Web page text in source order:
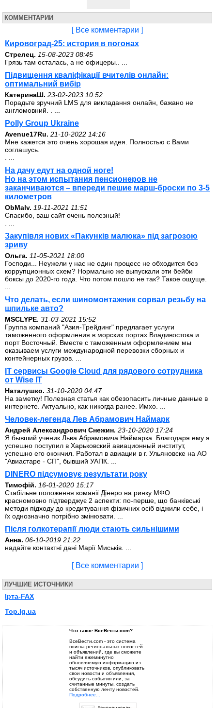
КОММЕНТАРИИ
[ Все комментарии ]
Кировоград-25: история в погонах
Стрелец. 15-08-2023 08:45
Грязь там осталась, а не офицеры.. ...
Підвищення кваліфікації вчителів онлайн:
оптимальний вибір
КатеринаШ. 23-02-2023 10:52
Порадьте зручний LMS для викладання онлайн, бажано не
англомовний. . ...
Polly Group Ukraine
Avenue17Ru. 21-10-2022 14:16
Мне кажется это очень хорошая идея. Полностью с Вами
соглашусь.
На дачу едут на одной ноге!
Но на этом испытания пенсионеров не
заканчиваются – впереди пешие марш-броски по 3-5
километров
ОbMalv. 19-11-2021 11:51
Спасибо, ваш сайт очень полезный!
Закупівля нових «Пакунків малюка» під загрозою
зриву
Ольга. 11-05-2021 18:00
Господи... Неужели у нас не один процесс не обходится без
коррупционных схем? Нормально же выпускали эти бейби
боксы до 2020-го года. Что потом пошло не так? Такое ощуще.
Что делать, если шиномонтажник сорвал резьбу на
шпильке авто?
MSCLYPE. 31-03-2021 15:52
Группа компаний "Азия-Трейдинг" предлагает услуги
таможенного оформления в морских портах Владивостока и
порт Восточный. Вместе с таможенным оформлением мы
оказываем услуги международной перевозки сборных и
контейнерных грузов. ...
IT сервисы Google Cloud для рядового сотрудника
от Wise IT
Наталушко. 31-10-2020 04:47
На заметку! Полезная статья как обезопасить личные данные в
интернете. Актуально, как никогда ранее. Имхо. ...
Человек-легенда Лев Абрамович Наймарк
Андрей Александрович Снежин. 23-10-2020 17:24
Я бывший ученик Льва Абрамовича Наймарка. Благодаря ему я
успешно поступил в Харьковский авиационный институт,
успешно его окончил. Работал в авиации в г. Ульяновске на АО
"Авиастаре - СП", бывший УАПК. ...
DINERO підсумовує результати року
Тимофій. 16-01-2020 15:17
Стабільне положення команії Дінеро на ринку МФО
красномовно підтверджує 2 аспекти: по-перше, що банківські
методи підходу до кредитування фізичних осіб віджили себе, і
їх однозначно потрібно змінювати. ...
Після голкотерапії люди стають сильнішими
Анна. 06-10-2019 21:22
надайте контактні дані Марії Миськів. ...
[ Все комментарии ]
ЛУЧШИЕ ИСТОЧНИКИ
Ірта-FAX
Top.lg.ua
Что такое ВсеВести.com?
ВсеВести.com - это система
поиска региональных новостей
и объявлений, где вы сможете
найти ежеминутно
обновляемую информацию из
тысяч источников, опубликовать
свои новости и объявления,
обсудить события или, за
считанные минуты, создать
собственную ленту новостей.
Подробнее...